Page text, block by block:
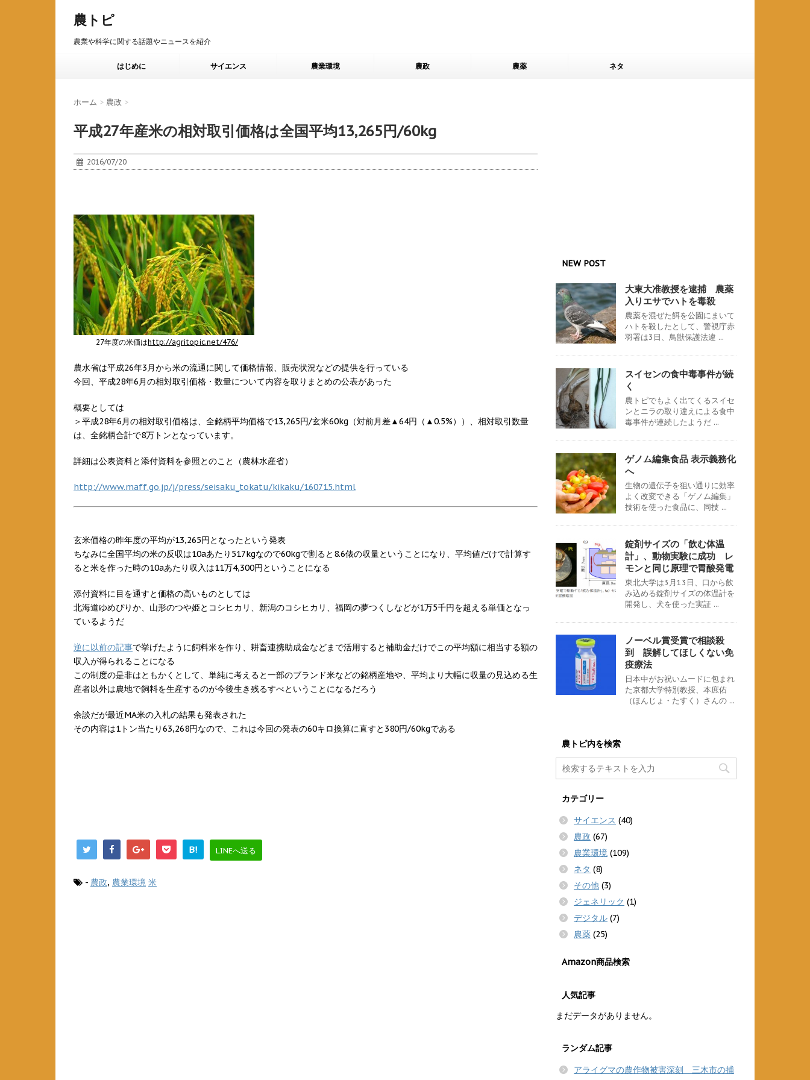
農トピ
農業や科学に関する話題やニュースを紹介
はじめに サイエンス 農業環境 農政 農薬 ネタ
ホーム > 農政 >
平成27年産米の相対取引価格は全国平均13,265円/60kg
2016/07/20
27年度の米価はhttp://agritopic.net/476/
農水省は平成26年3月から米の流通に関して価格情報、販売状況などの提供を行っている
今回、平成28年6月の相対取引価格・数量について内容を取りまとめの公表があった
概要としては
＞平成28年6月の相対取引価格は、全銘柄平均価格で13,265円/玄米60kg（対前月差▲64円（▲0.5%））、相対取引数量
は、全銘柄合計で8万トンとなっています。
詳細は公表資料と添付資料を参照とのこと（農林水産省）
http://www.maff.go.jp/j/press/seisaku_tokatu/kikaku/160715.html
玄米価格の昨年度の平均が13,265円となったという発表
ちなみに全国平均の米の反収は10aあたり517kgなので60kgで割ると8.6俵の収量ということになり、平均値だけで計算す
ると米を作った時の10aあたり収入は11万4,300円ということになる
添付資料に目を通すと価格の高いものとしては
北海道ゆめぴりか、山形のつや姫とコシヒカリ、新潟のコシヒカリ、福岡の夢つくしなどが1万5千円を超える単価となっ
ているようだ
逆に以前の記事で挙げたように飼料米を作り、耕畜連携助成金などまで活用すると補助金だけでこの平均額に相当する額の
収入が得られることになる
この制度の是非はともかくとして、単純に考えると一部のブランド米などの銘柄産地や、平均より大幅に収量の見込める生
産者以外は農地で飼料を生産するのが今後生き残るすべということになるだろう
余談だが最近MA米の入札の結果も発表された
その内容は1トン当たり63,268円なので、これは今回の発表の60キロ換算に直すと380円/60kgである
B! LINEへ送る
- 農政, 農業環境 米
NEW POST
大東大准教授を逮捕 農薬
入りエサでハトを毒殺
農薬を混ぜた餌を公園にまいて
ハトを殺したとして、警視庁赤
羽署は3日、鳥獣保護法違 ...
スイセンの食中毒事件が続
く
農トピでもよく出てくるスイセ
ンとニラの取り違えによる食中
毒事件が連続したようだ ...
ゲノム編集食品 表示義務化
へ
生物の遺伝子を狙い通りに効率
よく改変できる「ゲノム編集」
技術を使った食品に、同技 ...
錠剤サイズの「飲む体温
計」、動物実験に成功 レ
モンと同じ原理で胃酸発電
東北大学は3月13日、口から飲
み込める錠剤サイズの体温計を
開発し、犬を使った実証 ...
ノーベル賞受賞で相談殺
到 誤解してほしくない免
疫療法
日本中がお祝いムードに包まれ
た京都大学特別教授、本庶佑
（ほんじょ・たすく）さんの ...
農トピ内を検索
カテゴリー
サイエンス (40)
農政 (67)
農業環境 (109)
ネタ (8)
その他 (3)
ジェネリック (1)
デジタル (7)
農薬 (25)
Amazon商品検索
人気記事
まだデータがありません。
ランダム記事
アライグマの農作物被害深刻 三木市の捕